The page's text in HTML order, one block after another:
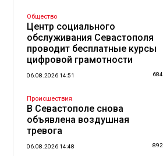
Общество
Центр социального
обслуживания Севастополя
проводит бесплатные курсы
цифровой грамотности
06.08.2026 14:51 684
Происшествия
В Севастополе снова
объявлена воздушная
тревога
06.08.2026 14:48 892